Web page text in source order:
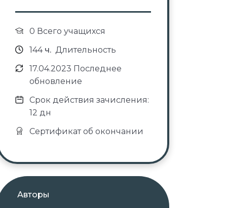
0 Всего учащихся
144ч. Длительность
17.04.2023 Последнее
обновление
Срок действия зачисления:
12 дн
Сертификат об окончании
Авторы